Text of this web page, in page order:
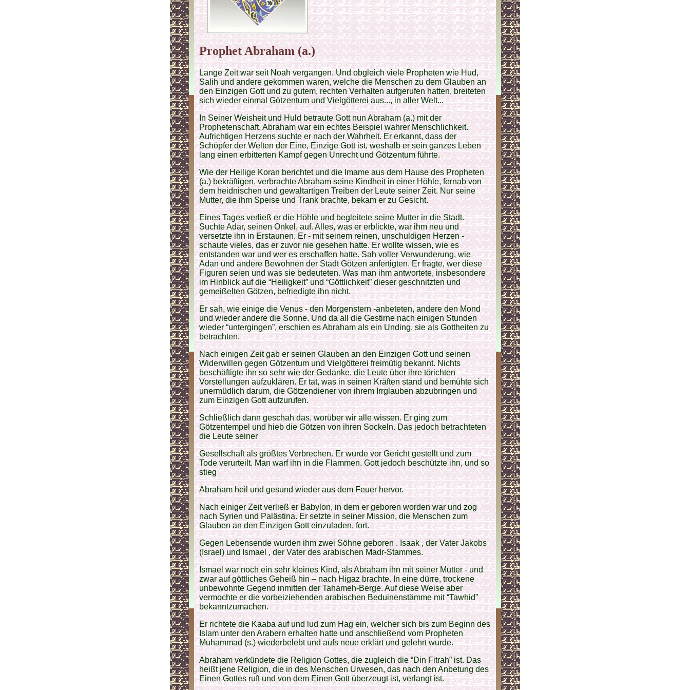
Prophet Abraham (a.)
Lange Zeit war seit Noah vergangen. Und obgleich viele Propheten wie Hud,
Salih und andere gekommen waren, welche die Menschen zu dem Glauben an
den Einzigen Gott und zu gutem, rechten Verhalten aufgerufen hatten, breiteten
sich wieder einmal Götzentum und Vielgötterei aus..., in aller Welt...
In Seiner Weisheit und Huld betraute Gott nun Abraham (a.) mit der
Prophetenschaft. Abraham war ein echtes Beispiel wahrer Menschlichkeit.
Aufrichtigen Herzens suchte er nach der Wahrheit. Er erkannt, dass der
Schöpfer der Welten der Eine, Einzige Gott ist, weshalb er sein ganzes Leben
lang einen erbitterten Kampf gegen Unrecht und Götzentum führte.
Wie der Heilige Koran berichtet und die Imame aus dem Hause des Propheten
(a.) bekräftigen, verbrachte Abraham seine Kindheit in einer Höhle, fernab von
dem heidnischen und gewaltartigen Treiben der Leute seiner Zeit. Nur seine
Mutter, die ihm Speise und Trank brachte, bekam er zu Gesicht.
Eines Tages verließ er die Höhle und begleitete seine Mutter in die Stadt.
Suchte Adar, seinen Onkel, auf. Alles, was er erblickte, war ihm neu und
versetzte ihn in Erstaunen. Er - mit seinem reinen, unschuldigen Herzen -
schaute vieles, das er zuvor nie gesehen hatte. Er wollte wissen, wie es
entstanden war und wer es erschaffen hatte. Sah voller Verwunderung, wie
Adan und andere Bewohnen der Stadt Götzen anfertigten. Er fragte, wer diese
Figuren seien und was sie bedeuteten. Was man ihm antwortete, insbesondere
im Hinblick auf die “Heiligkeit” und “Göttlichkeit” dieser geschnitzten und
gemeißelten Götzen, befriedigte ihn nicht.
Er sah, wie einige die Venus - den Morgenstern -anbeteten, andere den Mond
und wieder andere die Sonne. Und da all die Gestirne nach einigen Stunden
wieder “untergingen”, erschien es Abraham als ein Unding, sie als Gottheiten zu
betrachten.
Nach einigen Zeit gab er seinen Glauben an den Einzigen Gott und seinen
Widerwillen gegen Götzentum und Vielgötterei freimütig bekannt. Nichts
beschäftigte ihn so sehr wie der Gedanke, die Leute über ihre törichten
Vorstellungen aufzuklären. Er tat, was in seinen Kräften stand und bemühte sich
unermüdlich darum, die Götzendiener von ihrem Irrglauben abzubringen und
zum Einzigen Gott aufzurufen.
Schließlich dann geschah das, worüber wir alle wissen. Er ging zum
Götzentempel und hieb die Götzen von ihren Sockeln. Das jedoch betrachteten
die Leute seiner
Gesellschaft als größtes Verbrechen. Er wurde vor Gericht gestellt und zum
Tode verurteilt. Man warf ihn in die Flammen. Gott jedoch beschützte ihn, und so
stieg
Abraham heil und gesund wieder aus dem Feuer hervor.
Nach einiger Zeit verließ er Babylon, in dem er geboren worden war und zog
nach Syrien und Palästina. Er setzte in seiner Mission, die Menschen zum
Glauben an den Einzigen Gott einzuladen, fort.
Gegen Lebensende wurden ihm zwei Söhne geboren . Isaak , der Vater Jakobs
(Israel) und Ismael , der Vater des arabischen Madr-Stammes.
Ismael war noch ein sehr kleines Kind, als Abraham ihn mit seiner Mutter - und
zwar auf göttliches Geheiß hin – nach Higaz brachte. In eine dürre, trockene
unbewohnte Gegend inmitten der Tahameh-Berge. Auf diese Weise aber
vermochte er die vorbeiziehenden arabischen Beduinenstämme mit “Tawhid”
bekanntzumachen.
Er richtete die Kaaba auf und lud zum Hag ein, welcher sich bis zum Beginn des
Islam unter den Arabern erhalten hatte und anschließend vom Propheten
Muhammad (s.) wiederbelebt und aufs neue erklärt und gelehrt wurde.
Abraham verkündete die Religion Gottes, die zugleich die “Din Fitrah” ist. Das
heißt jene Religion, die in des Menschen Urwesen, das nach den Anbetung des
Einen Gottes ruft und von dem Einen Gott überzeugt ist, verlangt ist.